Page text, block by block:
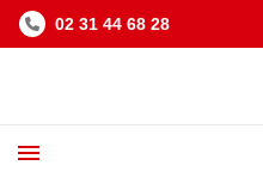
02 31 44 68 28